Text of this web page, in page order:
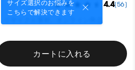
サイズ選択のお悩みを
こちらで解決できます
4.4(56)
カートに入れる